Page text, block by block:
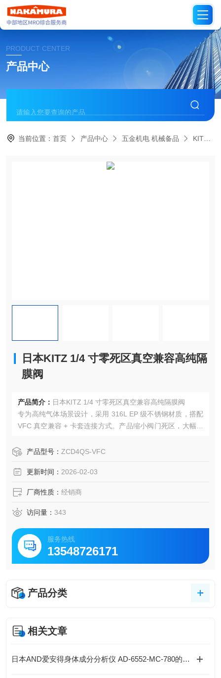
PRODUCT CENTER
产品中心
当前位置：首页 产品中心 五金机电 机械备品 KITZ日本开滋
日本KITZ 1/4 寸零死区真空兼容高纯隔
膜阀
产品简介：
日本KITZ 1/4 寸零死区真空兼容高纯隔膜阀
专为高纯气体场景设计，采用 316L EP 级不锈钢材质，搭配
VFC 真空兼容 + 卡套连接方式。产品缩小阀门死区，大幅提
封闭并加快开阀速度，支持自行更换提升部。90 度手柄操作
耐温 - 10~80℃，广泛适配半导体等。
产品型号： ZCD4QS-VFC
更新时间： 2026-02-03
厂商性质： 经销商
访问量： 343
服务热线
13548726171
产品分类
相关文章
日本AND爱安得身体成分分析仪 AD-6552-MC-780的操作说明